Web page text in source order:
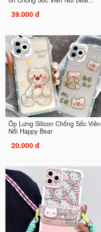
39.000 đ
Ốp Lưng Silicon Chống Sốc Viền
Nổi Happy Bear
20.000 đ